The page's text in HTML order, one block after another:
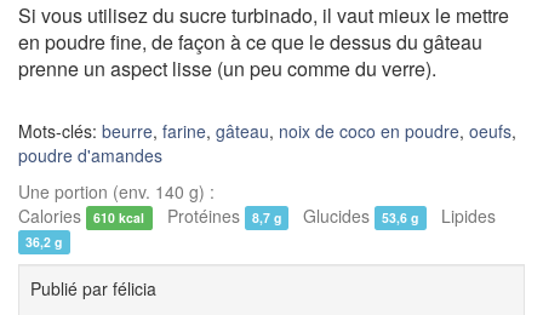
Si vous utilisez du sucre turbinado, il vaut mieux le mettre
en poudre fine, de façon à ce que le dessus du gâteau
prenne un aspect lisse (un peu comme du verre).
Mots-clés: beurre, farine, gâteau, noix de coco en poudre, oeufs,
poudre d'amandes
Une portion (env. 140 g) :
Calories
610 kcal Protéines 8,7 g Glucides 53,6 g Lipides
36,2 g
Publié par félicia